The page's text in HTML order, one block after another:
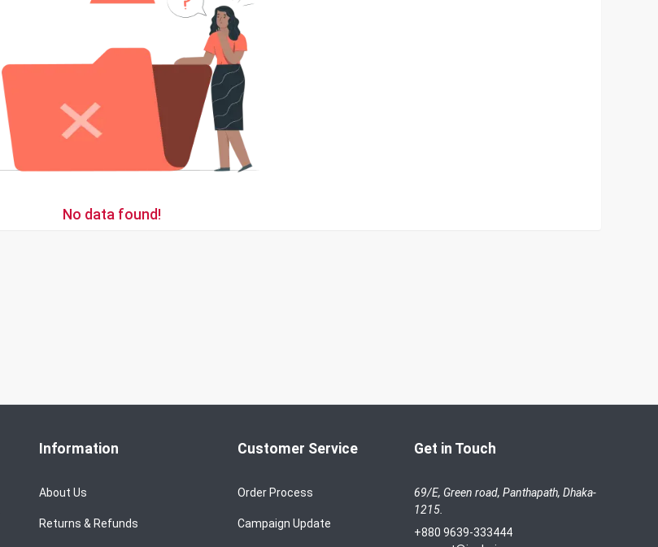
No data found!
Information
About Us
Returns & Refunds
Customer Service
Order Process
Campaign Update
Get in Touch
69/E, Green road, Panthapath, Dhaka-
1215.
+880 9639-333444